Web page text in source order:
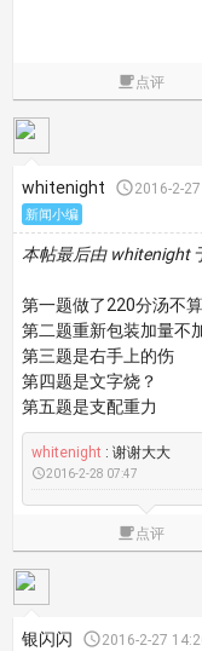
点评
whitenight 2016-2-
新闻小编
本帖最后由 whitenight
第一题做了220分汤不
第二题重新包装加量不
第三题是右手上的伤
第四题是文字烧？
第五题是支配重力
whitenight : 谢谢大大
2016-2-28 07:47
点评
银闪闪 2016-2-27